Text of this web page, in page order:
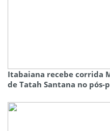
Itabaiana recebe corrida
de Tatah Santana no pós-